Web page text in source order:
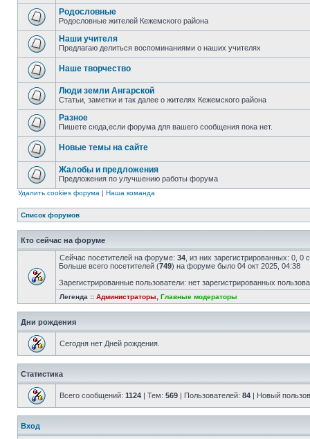
Родословные
Родословные жителей Кежемского района
Наши учителя
Предлагаю делиться воспоминаниями о наших учителях
Наше творчество
Люди земли Ангарской
Статьи, заметки и так далее о жителях Кежемского района
Разное
Пишете сюда,если форума для вашего сообщения пока нет.
Новые темы на сайте
Жалобы и предложения
Предложения по улучшению работы форума
Удалить cookies форума | Наша команда
Список форумов
Кто сейчас на форуме
Сейчас посетителей на форуме: 34 , из них зарегистрированных: 0,
Больше всего посетителей (749) на форуме было 04 окт 2025, 04:38
Зарегистрированные пользователи: нет зарегистрированных
Легенда :: Администраторы Главные модераторы
Дни рождения
Сегодня нет Дней рождения.
Статистика
Всего сообщений: 1124 | Тем: 569 | Пользователей: 84 | Новый
Вход